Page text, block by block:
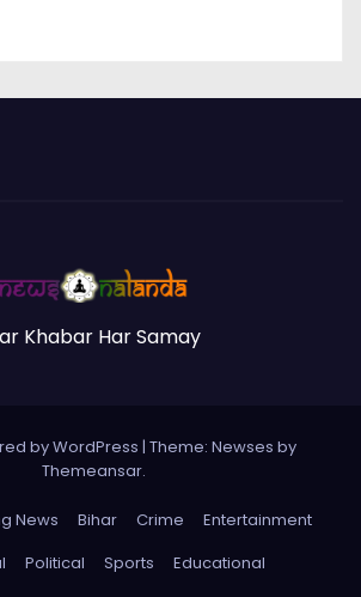
Khabar Har Samay
by WordPress | Theme: Newses by
Themeansar.
News Bihar Crime
Entertainment
Political Sports Educational